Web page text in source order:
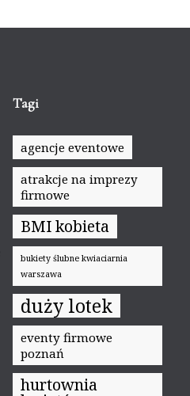
Tagi
agencje eventowe
atrakcje na imprezy
firmowe
BMI kobieta
bukiety ślubne kwiaciarnia
warszawa
duży lotek
eventy firmowe
poznań
hurtownia